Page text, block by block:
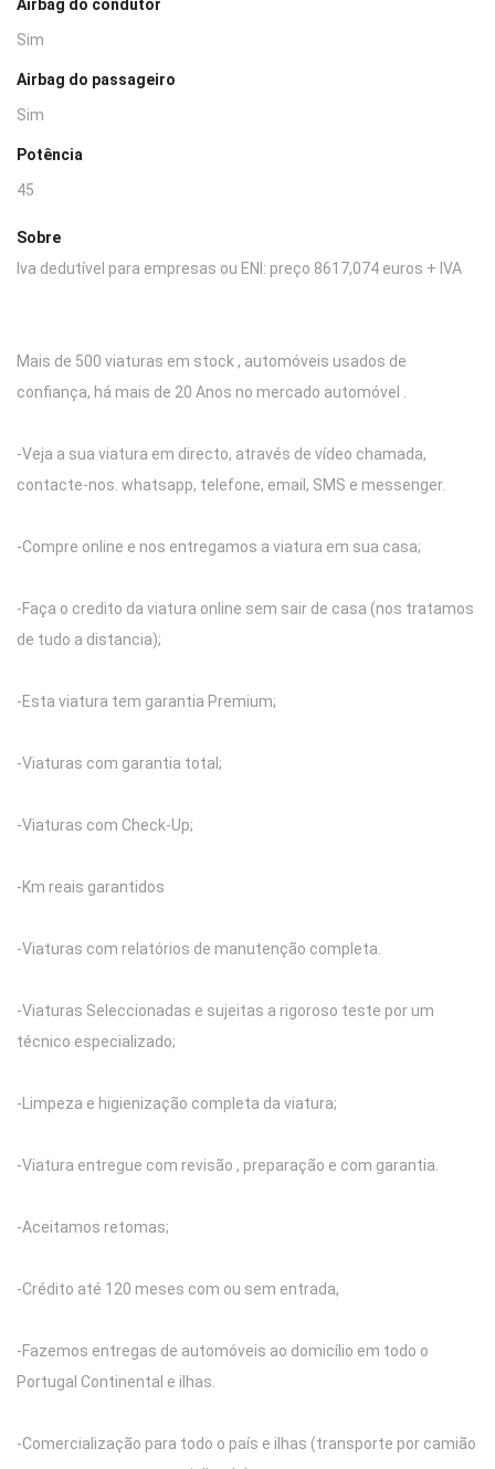
Airbag do condutor
Sim
Airbag do passageiro
Sim
Potência
45
Sobre
Iva dedutível para empresas ou ENI: preço 8617,074 euros + IVA
Mais de 500 viaturas em stock , automóveis usados de
confiança, há mais de 20 Anos no mercado automóvel .
-Veja a sua viatura em directo, através de vídeo chamada,
contacte-nos. whatsapp, telefone, email, SMS e messenger.
-Compre online e nos entregamos a viatura em sua casa;
-Faça o credito da viatura online sem sair de casa (nos tratamos
de tudo a distancia);
-Esta viatura tem garantia Premium;
-Viaturas com garantia total;
-Viaturas com Check-Up;
-Km reais garantidos
-Viaturas com relatórios de manutenção completa.
-Viaturas Seleccionadas e sujeitas a rigoroso teste por um
técnico especializado;
-Limpeza e higienização completa da viatura;
-Viatura entregue com revisão , preparação e com garantia.
-Aceitamos retomas;
-Crédito até 120 meses com ou sem entrada,
-Fazemos entregas de automóveis ao domicílio em todo o
Portugal Continental e ilhas.
-Comercialização para todo o país e ilhas (transporte por camião